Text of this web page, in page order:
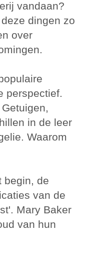
vandaan?
dingen zo
over
perspectief.
in de leer
Waarom
begin, de
van de
Mary Baker
van hun